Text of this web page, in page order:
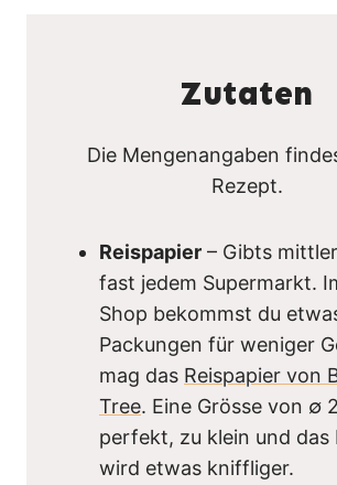
Zutaten
Die Mengenangaben
Rezept.
Reispapier – Gibts
fast jedem Supermarkt.
Shop bekommst du
Packungen für weniger
mag das Reispapier von
Tree. Eine Grösse von ∅
perfekt, zu klein und das
wird etwas kniffliger.